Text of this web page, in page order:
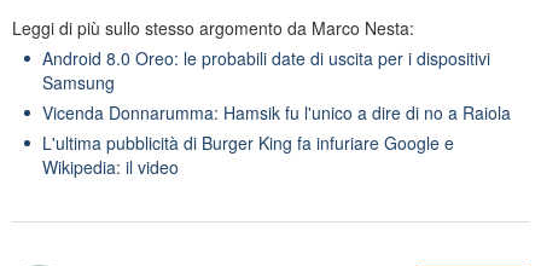
Leggi di più sullo stesso argomento da Marco Nesta:
Android 8.0 Oreo: le probabili date di uscita per i dispositivi
Samsung
Vicenda Donnarumma: Hamsik fu l'unico a dire di no a Raiola
L'ultima pubblicità di Burger King fa infuriare Google e
Wikipedia: il video